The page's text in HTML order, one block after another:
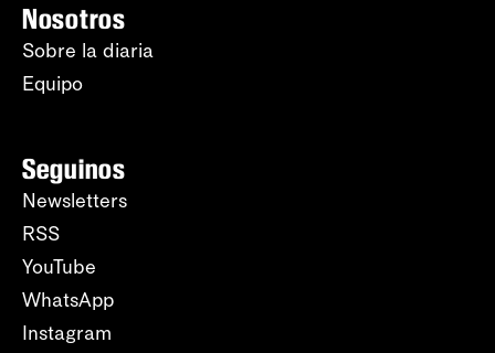
Nosotros
Sobre la diaria
Equipo
Seguinos
Newsletters
RSS
YouTube
WhatsApp
Instagram